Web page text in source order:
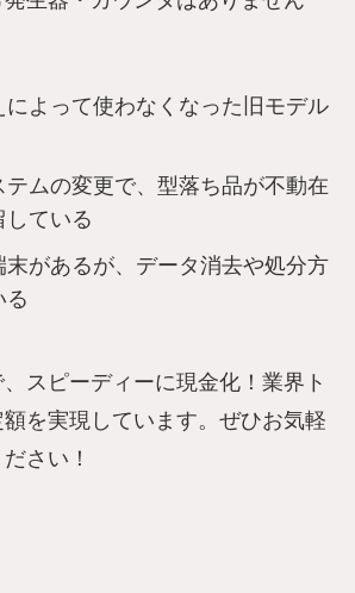
によって使わなくなった旧モデル
テムの変更で、型落ち品が不動在
している
末があるが、データ消去や処分方
る
スピーディーに現金化！業界ト
を実現しています。ぜひお気軽
さい！